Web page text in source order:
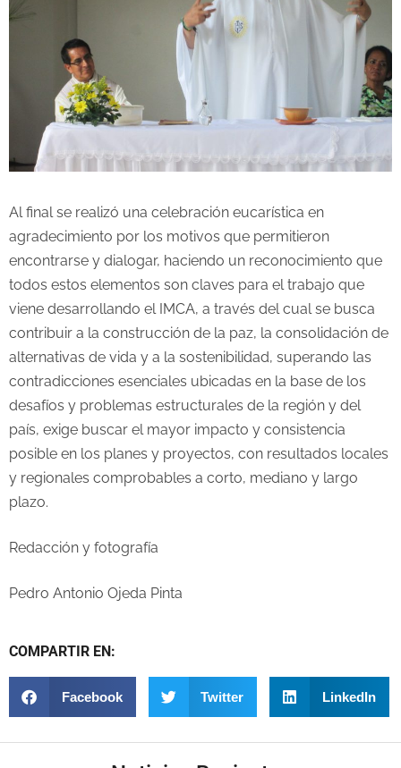
Al final se realizó una celebración eucarística en
agradecimiento por los motivos que permitieron
encontrarse y dialogar, haciendo un reconocimiento que
todos estos elementos son claves para el trabajo que
viene desarrollando el IMCA, a través del cual se busca
contribuir a la construcción de la paz, la consolidación de
alternativas de vida y a la sostenibilidad, superando las
contradicciones esenciales ubicadas en la base de los
desafíos y problemas estructurales de la región y del
país, exige buscar el mayor impacto y consistencia
posible en los planes y proyectos, con resultados locales
y regionales comprobables a corto, mediano y largo
plazo.
Redacción y fotografía
Pedro Antonio Ojeda Pinta
COMPARTIR EN:
Facebook Twitter LinkedIn